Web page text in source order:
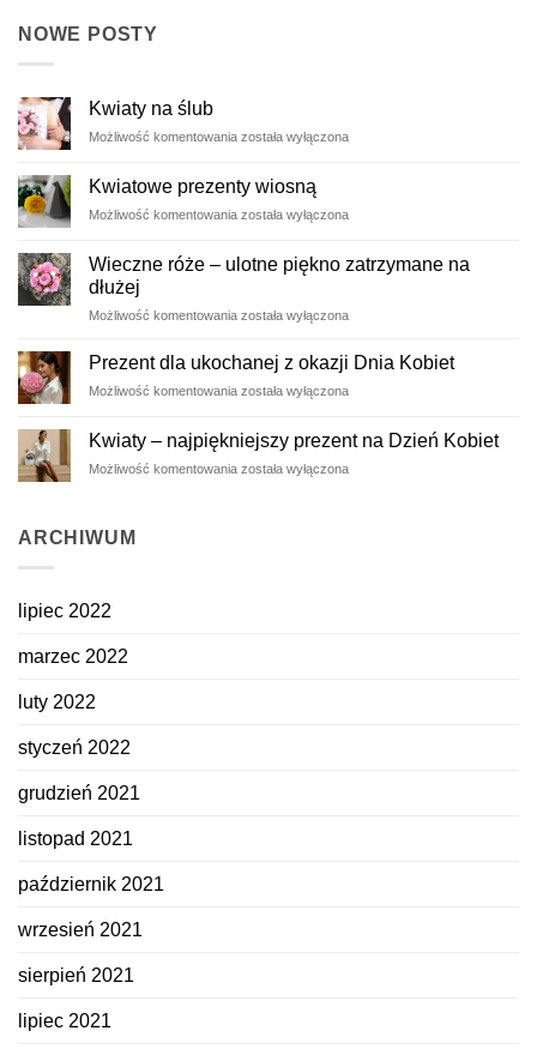
NOWE POSTY
Kwiaty na ślub
Możliwość komentowania Kwiaty
została wyłączona
Kwiatowe prezenty wiosną
Możliwość komentowania Kwiatowe
została wyłączona
Wieczne róże – ulotne piękno zatrzymane na
dłużej
Możliwość komentowania Wieczne
ulotne
piękno
na
została wyłączona
Prezent dla ukochanej z okazji Dnia Kobiet
Możliwość komentowania Prezent
ukochanej
z
okazji
została wyłączona
Kwiaty – najpiękniejszy prezent na Dzień Kobiet
Możliwość komentowania Kwiaty
została wyłączona
ARCHIWUM
lipiec 2022
marzec 2022
luty 2022
styczeń 2022
grudzień 2021
listopad 2021
październik 2021
wrzesień 2021
sierpień 2021
lipiec 2021